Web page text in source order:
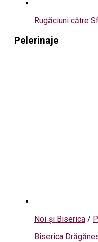
Rugăciuni către
Pelerinaje
Noi și Biserica /
Biserica